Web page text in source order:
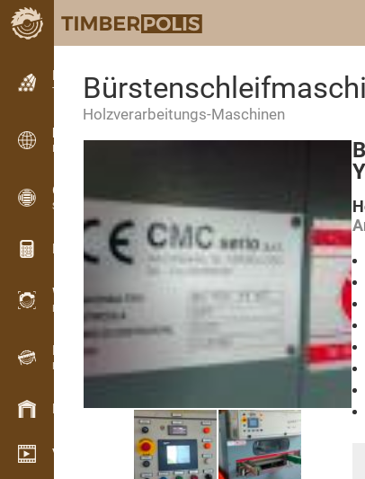
Kleinanzeigen
Textanzeigen
Kleinanzeigen
Internationale Anzeigen
OPTI-TIMB
Schnittbilder
Holz-Rechner
WoodProfi
Holzvolumen mit KI
Registriergerät
Holzbestandsaufnahme im Gelände
Bestandsmanagement
Video Showroom
Holzverarbeitungs-Maschinen